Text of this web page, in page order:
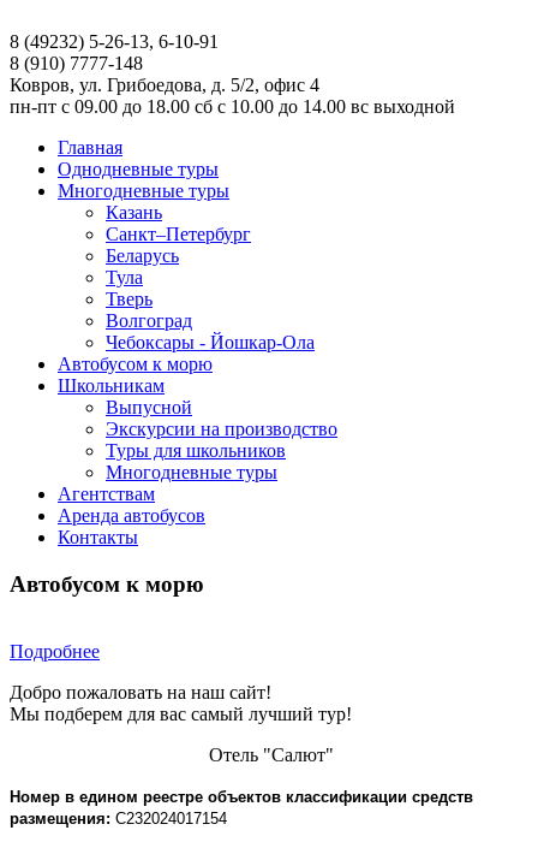
8 (49232) 5-26-13, 6-10-91
8 (910) 7777-148
Ковров, ул. Грибоедова, д. 5/2, офис 4
пн-пт с 09.00 до 18.00 сб с 10.00 до 14.00 вс выходной
Главная
Однодневные туры
Многодневные туры
Казань
Санкт–Петербург
Беларусь
Тула
Тверь
Волгоград
Чебоксары - Йошкар-Ола
Автобусом к морю
Школьникам
Выпусной
Экскурсии на производство
Туры для школьников
Многодневные туры
Агентствам
Аренда автобусов
Контакты
Автобусом к морю
Подробнее
Добро пожаловать на наш сайт!
Мы подберем для вас самый лучший тур!
Отель "Салют"
Номер в едином реестре объектов классификации средств
размещения: С232024017154